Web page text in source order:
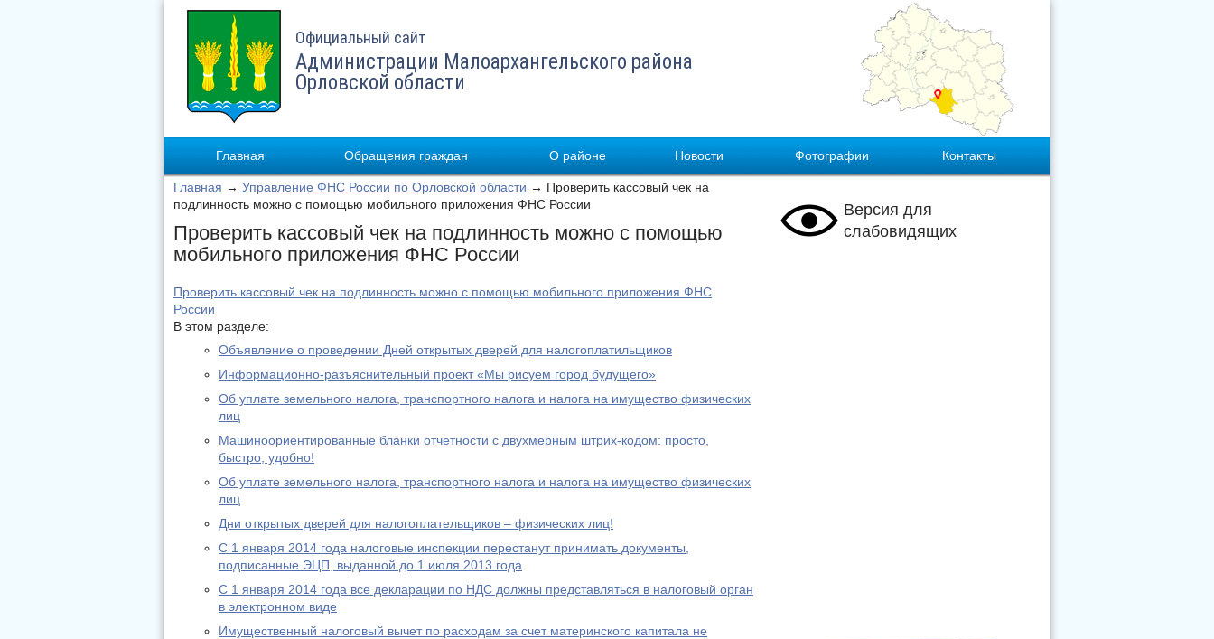
Официальный сайт
Администрации Малоархангельского района
Орловской области
Главная Обращения граждан О районе Новости Фотографии Контакты
Главная → Управление ФНС России по Орловской области → Проверить кассовый чек на
подлинность можно с помощью мобильного приложения ФНС России
Проверить кассовый чек на подлинность можно с помощью
мобильного приложения ФНС России
Проверить кассовый чек на подлинность можно с помощью мобильного приложения ФНС
России
В этом разделе:
Объявление о проведении Дней открытых дверей для налогоплатильщиков
Информационно-разъяснительный проект «Мы рисуем город будущего»
Об уплате земельного налога, транспортного налога и налога на имущество физических
лиц
Машиноориентированные бланки отчетности с двухмерным штрих-кодом: просто,
быстро, удобно!
Об уплате земельного налога, транспортного налога и налога на имущество физических
лиц
Дни открытых дверей для налогоплательщиков – физических лиц!
С 1 января 2014 года налоговые инспекции перестанут принимать документы,
подписанные ЭЦП, выданной до 1 июля 2013 года
С 1 января 2014 года все декларации по НДС должны представляться в налоговый орган
в электронном виде
Имущественный налоговый вычет по расходам за счет материнского капитала не
Версия для
слабовидящих